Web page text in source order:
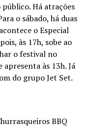
Há atrações
o sábado, há duas
o Especial
às 17h, sobe ao
o festival no
às 13h. Já
do grupo Jet Set.
BBQ